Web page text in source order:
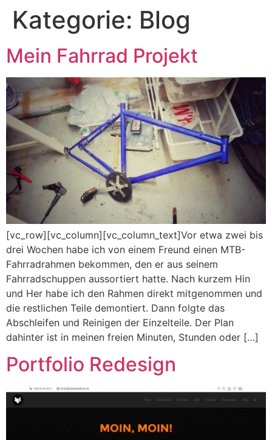
Kategorie: Blog
Mein Fahrrad Projekt
[vc_row][vc_column][vc_column_text]Vor etwa zwei bis
drei Wochen habe ich von einem Freund einen MTB-
Fahrradrahmen bekommen, den er aus seinem
Fahrradschuppen aussortiert hatte. Nach kurzem Hin
und Her habe ich den Rahmen direkt mitgenommen und
die restlichen Teile demontiert. Dann folgte das
Abschleifen und Reinigen der Einzelteile. Der Plan
dahinter ist in meinen freien Minuten, Stunden oder […]
Portfolio Redesign